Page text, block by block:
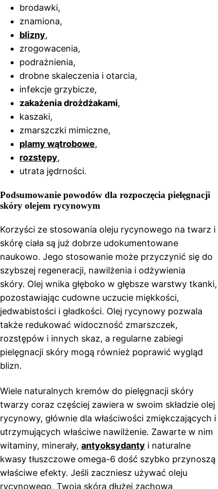
brodawki,
znamiona,
blizny,
zrogowacenia,
podrażnienia,
drobne skaleczenia i otarcia,
infekcje grzybicze,
zakażenia drożdżakami,
kaszaki,
zmarszczki mimiczne,
plamy wątrobowe,
rozstępy,
utrata jędrności.
Podsumowanie powodów dla rozpoczęcia pielęgnacji
skóry olejem rycynowym
Korzyści ze stosowania oleju rycynowego na twarz i
skórę ciała są już dobrze udokumentowane
naukowo. Jego stosowanie może przyczynić się do
szybszej regeneracji, nawilżenia i odżywienia
skóry. Olej wnika głęboko w głębsze warstwy tkanki,
pozostawiając cudowne uczucie miękkości,
jedwabistości i gładkości. Olej rycynowy pozwala
także redukować widoczność zmarszczek,
rozstępów i innych skaz, a regularne zabiegi
pielęgnacji skóry mogą również poprawić wygląd
blizn.
Wiele naturalnych kremów do pielęgnacji skóry
twarzy coraz częściej zawiera w swoim składzie olej
rycynowy, głównie dla właściwości zmiękczających i
utrzymujących właściwe nawilżenie. Zawarte w nim
witaminy, minerały, antyoksydanty i naturalne
kwasy tłuszczowe omega-6 dość szybko przynoszą
właściwe efekty. Jeśli zaczniesz używać oleju
rycynowego, Twoja skóra dłużej zachowa